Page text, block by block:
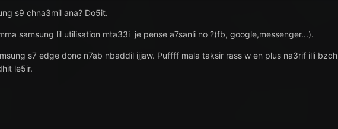
s9 chna3mil ana? Do5it.
samsung lil utilisation mta33i je pense a7sanli no ?(fb, google,messenger...).
s7 edge donc n7ab nbaddil ijjaw. Puffff mala taksir rass w en plus na3rif illi bzch
le5ir.